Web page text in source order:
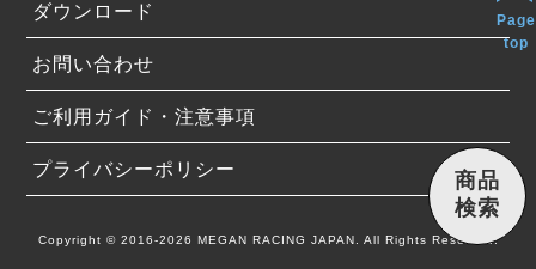
ダウンロード
お問い合わせ
ご利用ガイド・注意事項
プライバシーポリシー
Copyright © 2016-2026 MEGAN RACING JAPAN. All Rights Reserved.
Page
top
商品
検索